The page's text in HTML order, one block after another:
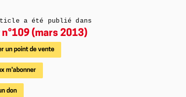
a été publié dans
n°109 (mars 2013)
un point de vente
m'abonner
don